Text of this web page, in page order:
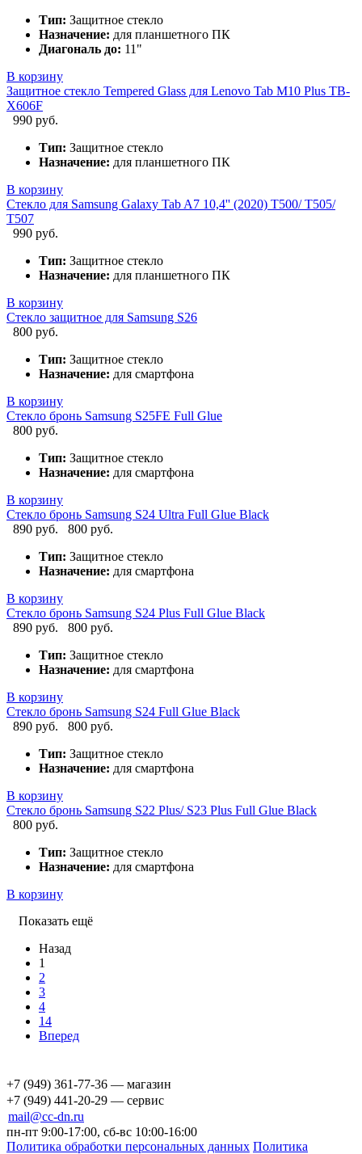
Тип: Защитное стекло
Назначение: для планшетного ПК
Диагональ до: 11"
В корзину
Защитное стекло Tempered Glass для Lenovo Tab M10 Plus TB-
X606F
990 руб.
Тип: Защитное стекло
Назначение: для планшетного ПК
В корзину
Стекло для Samsung Galaxy Tab A7 10,4'' (2020) T500/ T505/
T507
990 руб.
Тип: Защитное стекло
Назначение: для планшетного ПК
В корзину
Стекло защитное для Samsung S26
800 руб.
Тип: Защитное стекло
Назначение: для смартфона
В корзину
Стекло бронь Samsung S25FE Full Glue
800 руб.
Тип: Защитное стекло
Назначение: для смартфона
В корзину
Стекло бронь Samsung S24 Ultra Full Glue Black
890 руб.
800 руб.
Тип: Защитное стекло
Назначение: для смартфона
В корзину
Стекло бронь Samsung S24 Plus Full Glue Black
890 руб.
800 руб.
Тип: Защитное стекло
Назначение: для смартфона
В корзину
Стекло бронь Samsung S24 Full Glue Black
890 руб.
800 руб.
Тип: Защитное стекло
Назначение: для смартфона
В корзину
Стекло бронь Samsung S22 Plus/ S23 Plus Full Glue Black
800 руб.
Тип: Защитное стекло
Назначение: для смартфона
В корзину
Показать ещё
Назад
1
2
3
4
14
Вперед
+7 (949) 361-77-36 — магазин
+7 (949) 441-20-29 — сервис
mail@cc-dn.ru
пн-пт 9:00-17:00, сб-вс 10:00-16:00
Политика обработки персональных данных Политика